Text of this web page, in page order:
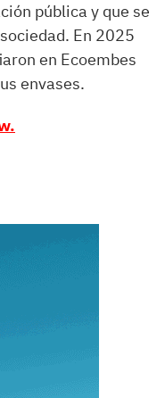
pública y que se
En 2025
en Ecoembes
envases.